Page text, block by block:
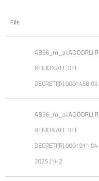
File
REGIONALE DEI
REGIONALE DEI
2025 (1)-2